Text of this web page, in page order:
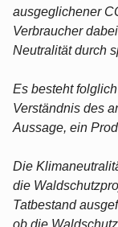
ausgeglichener
Verbraucher
Neutralität durch
Es besteht
Verständnis des
Aussage, ein
Die
die
Tatbestand
ob die